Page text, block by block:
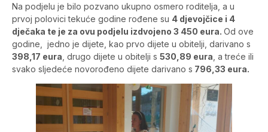
Na podjelu je bilo pozvano ukupno osmero roditelja, a u
prvoj polovici tekuće godine rođene su 4 djevojčice i 4
dječaka te je za ovu podjelu izdvojeno 3 450 eura. Od ove
godine, jedno je dijete, kao prvo dijete u obitelji, darivano s
398,17 eura , drugo dijete u obitelji s 530,89 eura , a treće ili
svako sljedeće novorođeno dijete darivano s 796,33 eura.